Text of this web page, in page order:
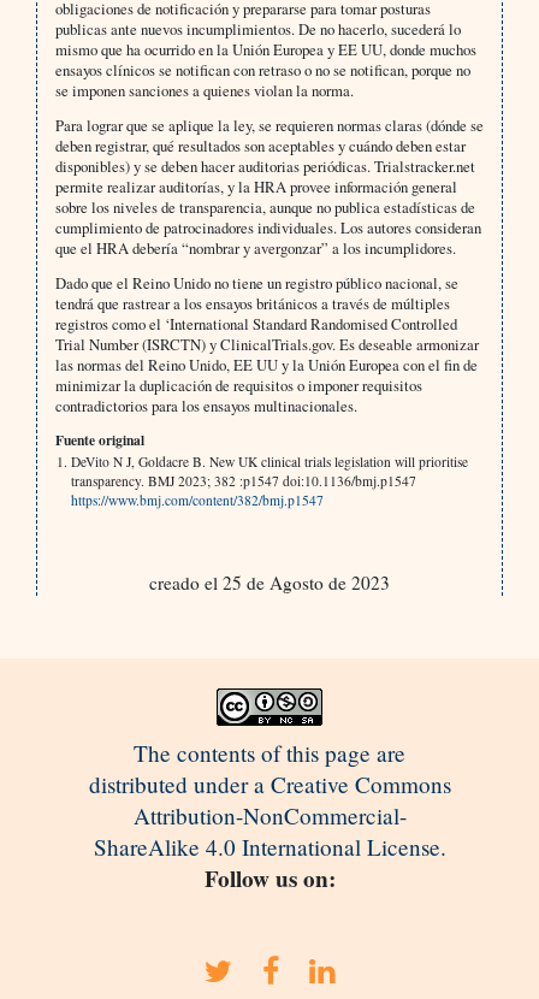
obligaciones de notificación y prepararse para tomar posturas
publicas ante nuevos incumplimientos. De no hacerlo, sucederá lo
mismo que ha ocurrido en la Unión Europea y EE UU, donde muchos
ensayos clínicos se notifican con retraso o no se notifican, porque no
se imponen sanciones a quienes violan la norma.
Para lograr que se aplique la ley, se requieren normas claras (dónde se
deben registrar, qué resultados son aceptables y cuándo deben estar
disponibles) y se deben hacer auditorias periódicas. Trialstracker.net
permite realizar auditorías, y la HRA provee información general
sobre los niveles de transparencia, aunque no publica estadísticas de
cumplimiento de patrocinadores individuales. Los autores consideran
que el HRA debería “nombrar y avergonzar” a los incumplidores.
Dado que el Reino Unido no tiene un registro público nacional, se
tendrá que rastrear a los ensayos británicos a través de múltiples
registros como el ‘International Standard Randomised Controlled
Trial Number (ISRCTN) y ClinicalTrials.gov. Es deseable armonizar
las normas del Reino Unido, EE UU y la Unión Europea con el fin de
minimizar la duplicación de requisitos o imponer requisitos
contradictorios para los ensayos multinacionales.
Fuente original
DeVito N J, Goldacre B. New UK clinical trials legislation will prioritise
transparency. BMJ 2023; 382 :p1547 doi:10.1136/bmj.p1547
https://www.bmj.com/content/382/bmj.p1547
creado el 25 de Agosto de 2023
The contents of this page are
distributed under a Creative Commons
Attribution-NonCommercial-
ShareAlike 4.0 International License.
Follow us on: